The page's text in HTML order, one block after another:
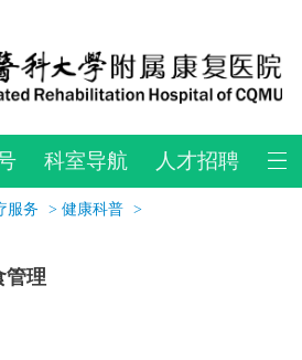
科室导航 人才招聘
服务 > 健康科普 >
管理